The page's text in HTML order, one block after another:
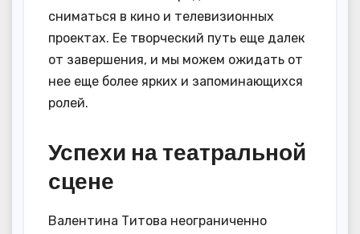
сниматься в кино и телевизионных
проектах. Ее творческий путь еще далек
от завершения, и мы можем ожидать от
нее еще более ярких и запоминающихся
ролей.
Успехи на театральной
сцене
Валентина Титова неограниченно